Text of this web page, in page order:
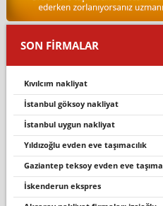
SON FİRMALAR
kıvılcım nakliyat
i̇stanbul göksoy nakliyat
i̇stanbul uygun nakliyat
yıldızoğlu evden eve taşımacılık
gaziantep teksoy evden eve taşıma
i̇skenderun ekspres